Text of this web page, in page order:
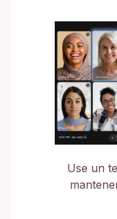
Use un